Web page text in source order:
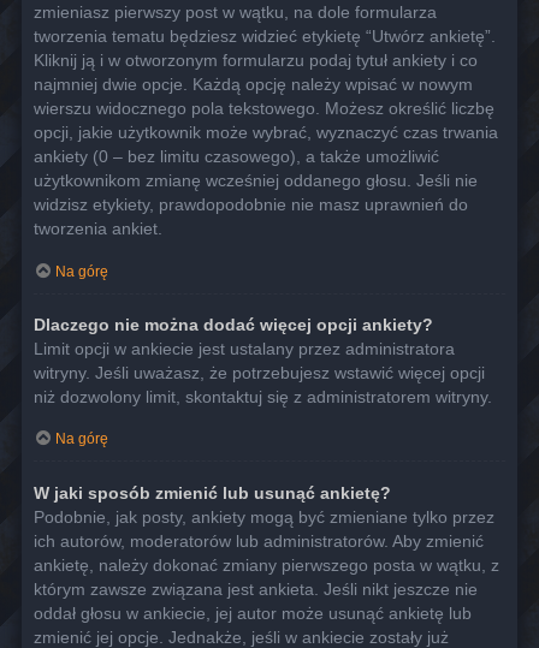
zmieniasz pierwszy post w wątku, na dole formularza
tworzenia tematu będziesz widzieć etykietę “Utwórz ankietę”.
Kliknij ją i w otworzonym formularzu podaj tytuł ankiety i co
najmniej dwie opcje. Każdą opcję należy wpisać w nowym
wierszu widocznego pola tekstowego. Możesz określić liczbę
opcji, jakie użytkownik może wybrać, wyznaczyć czas trwania
ankiety (0 – bez limitu czasowego), a także umożliwić
użytkownikom zmianę wcześniej oddanego głosu. Jeśli nie
widzisz etykiety, prawdopodobnie nie masz uprawnień do
tworzenia ankiet.
Na górę
Dlaczego nie można dodać więcej opcji ankiety?
Limit opcji w ankiecie jest ustalany przez administratora
witryny. Jeśli uważasz, że potrzebujesz wstawić więcej opcji
niż dozwolony limit, skontaktuj się z administratorem witryny.
Na górę
W jaki sposób zmienić lub usunąć ankietę?
Podobnie, jak posty, ankiety mogą być zmieniane tylko przez
ich autorów, moderatorów lub administratorów. Aby zmienić
ankietę, należy dokonać zmiany pierwszego posta w wątku, z
którym zawsze związana jest ankieta. Jeśli nikt jeszcze nie
oddał głosu w ankiecie, jej autor może usunąć ankietę lub
zmienić jej opcje. Jednakże, jeśli w ankiecie zostały już